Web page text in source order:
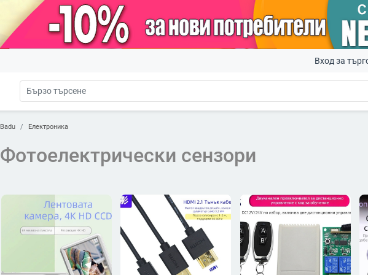
Вход за
Badu Електроника
Фотоелектрически сензори